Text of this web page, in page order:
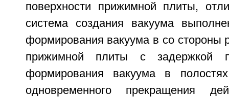
поверхности прижимной плиты,
система создания вакуума
формирования вакуума в со стороны
прижимной плиты с задержкой
формирования вакуума в
одновременного прекращения